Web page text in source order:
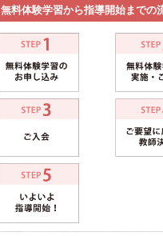
無料体験学習から指導開始までの